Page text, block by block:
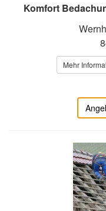
Komfort
Mehr